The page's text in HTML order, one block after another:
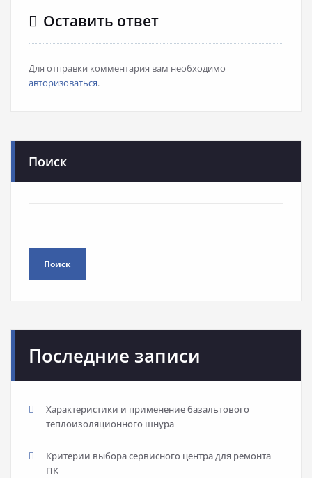
Оставить ответ
Для отправки комментария вам необходимо
авторизоваться.
Поиск
Поиск
Последние записи
Характеристики и применение базальтового
теплоизоляционного шнура
Критерии выбора сервисного центра для ремонта
ПК